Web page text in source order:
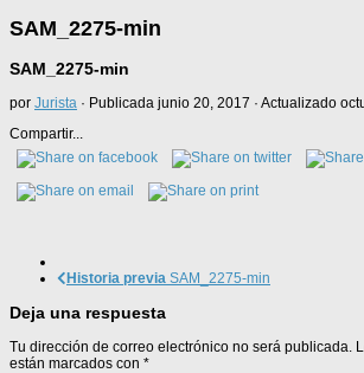
SAM_2275-min
SAM_2275-min
por Jurista · Publicada junio 20, 2017 · Actualizado
Compartir...
Historia previa SAM_2275-min
Deja una respuesta
Tu dirección de correo electrónico no será publicada.
están marcados con *